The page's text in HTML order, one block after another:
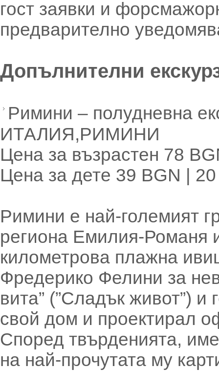
гост заявки и
предварително
Допълнителни
Римини – полудневна
ИТАЛИЯ,РИМИНИ
Цена за възрастен 78
Цена за дете 39 BGN |
Римини е най-големият
региона Емилия-Романя
километрова плажна
Фредерико Фелини за
вита” (”Сладък живот”)
свой дом и проектирал
Според твърденията,
на най-прочутата му